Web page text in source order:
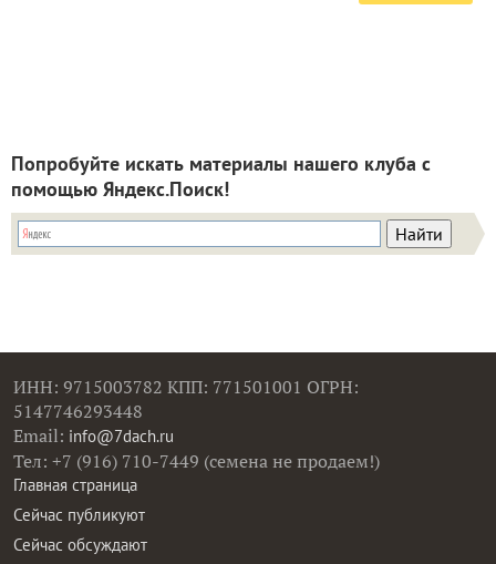
Попробуйте искать материалы нашего клуба с
помощью Яндекс.Поиск!
ИНН: 9715003782 КПП: 771501001 ОГРН:
5147746293448
Email: info@7dach.ru
Тел: +7 (916) 710-7449 (семена не продаем!)
Главная страница
Сейчас публикуют
Сейчас обсуждают